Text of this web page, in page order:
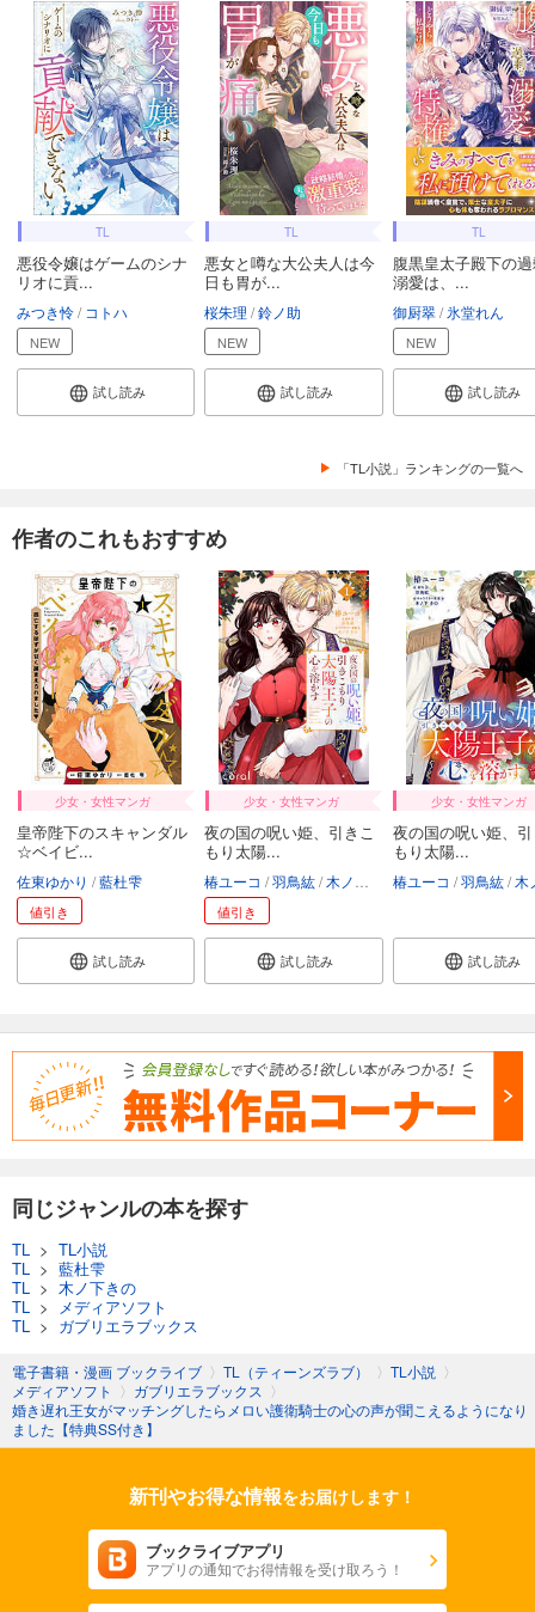
TL
悪役令嬢はゲームのシナ
リオに貢...
みつき怜 コトハ
NEW
試し読み
TL
悪女と噂な大公夫人は今
日も胃が...
桜朱理 鈴ノ助
NEW
試し読み
TL
腹黒皇太子殿下の
溺愛は、...
御厨翠 氷堂れん
NEW
試し読み
「TL小説」ランキングの一覧へ
作者のこれもおすすめ
少女・女性マンガ
皇帝陛下のスキャンダル
☆ベイビ...
佐東ゆかり 藍杜雫
値引き
試し読み
少女・女性マンガ
夜の国の呪い姫、引きこ
もり太陽...
椿ユーコ 羽鳥紘 木ノ下きの
値引き
試し読み
少女・女性マンガ
夜の国の呪い姫、
もり太陽...
椿ユーコ 羽鳥紘 木ノ
試し読み
同じジャンルの本を探す
TL > TL小説
TL > 藍杜雫
TL > 木ノ下きの
TL >
メディアソフト
TL > ガブリエラブックス
電子書籍・漫画 ブックライブ 〉 TL（ティーンズラブ） 〉 TL小説 〉
メディアソフト
〉 ガブリエラブックス 〉
婚き遅れ王女がマッチングしたらメロい護衛騎士の心の声が聞こえるようになり
ました【特典SS付き】
新刊やお得な情報をお届けします！
ブックライブアプリ
アプリの通知でお得情報を受け取ろう！